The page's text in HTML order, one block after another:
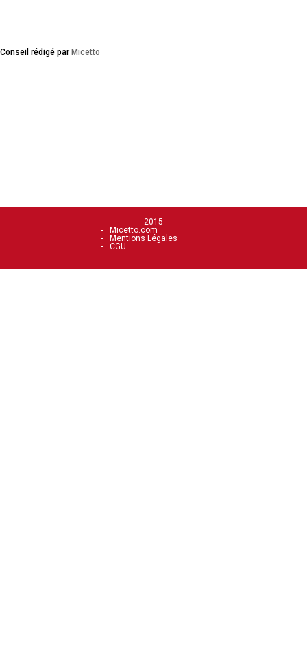
Conseil rédigé par Micetto
2015
Micetto.com
Mentions Légales
CGU